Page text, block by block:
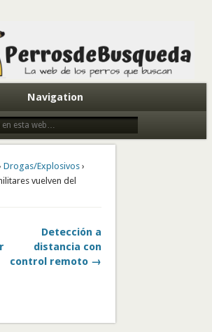
y detectores
Navigation
Drogas/Explosivos›
vuelven del
Detección a
distancia con
control remoto →